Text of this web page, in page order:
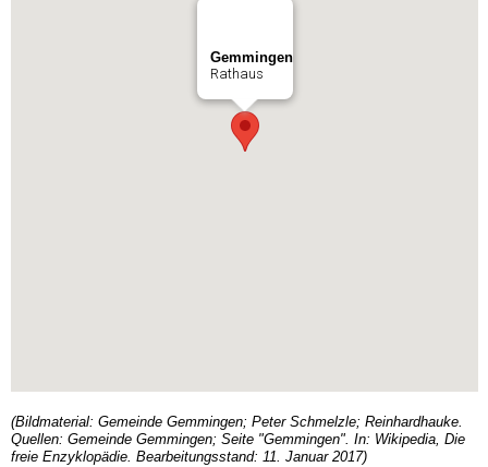
Gemmingen
Rathaus
(Bildmaterial: Gemeinde Gemmingen; Peter Schmelzle; Reinhardhauke.
Quellen: Gemeinde Gemmingen; Seite "Gemmingen". In: Wikipedia, Die
freie Enzyklopädie. Bearbeitungsstand: 11. Januar 2017)